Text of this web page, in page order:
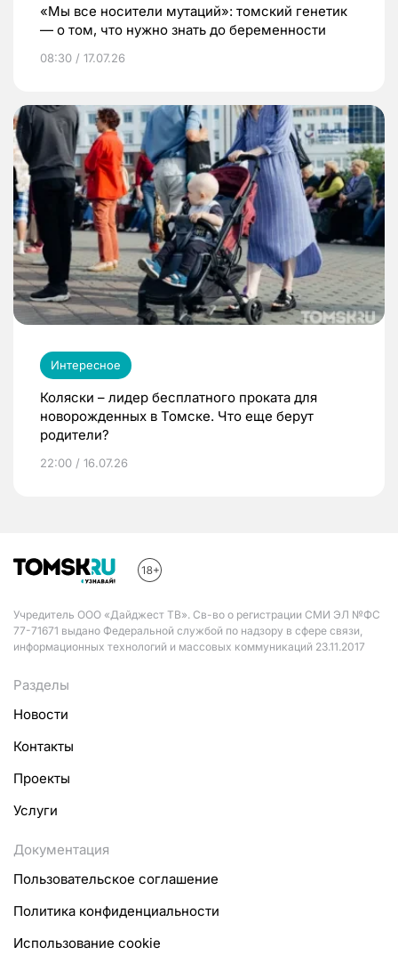
«Мы все носители мутаций»: томский генетик
— о том, что нужно знать до беременности
08:30 / 17.07.26
Интересное
Коляски – лидер бесплатного проката для
новорожденных в Томске. Что еще берут
родители?
22:00 / 16.07.26
Учредитель ООО «Дайджест ТВ». Св-во о регистрации СМИ ЭЛ №ФС
77-71671 выдано Федеральной службой по надзору в сфере связи,
информационных технологий и массовых коммуникаций 23.11.2017
Разделы
Новости
Контакты
Проекты
Услуги
Документация
Пользовательское соглашение
Политика конфиденциальности
Использование cookie